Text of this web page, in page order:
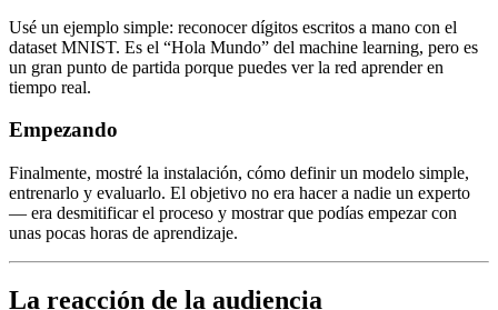
Usé un ejemplo simple: reconocer dígitos escritos a mano con el
dataset MNIST. Es el “Hola Mundo” del machine learning, pero es
un gran punto de partida porque puedes ver la red aprender en
tiempo real.
Empezando
Finalmente, mostré la instalación, cómo definir un modelo simple,
entrenarlo y evaluarlo. El objetivo no era hacer a nadie un experto
— era desmitificar el proceso y mostrar que podías empezar con
unas pocas horas de aprendizaje.
La reacción de la audiencia